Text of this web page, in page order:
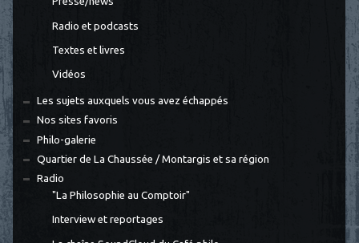
Radio et podcasts
Textes et livres
Vidéos
Les sujets auxquels vous avez échappés
Nos sites favoris
Philo-galerie
Quartier de La Chaussée / Montargis et sa région
Radio
"La Philosophie au Comptoir"
Interview et reportages